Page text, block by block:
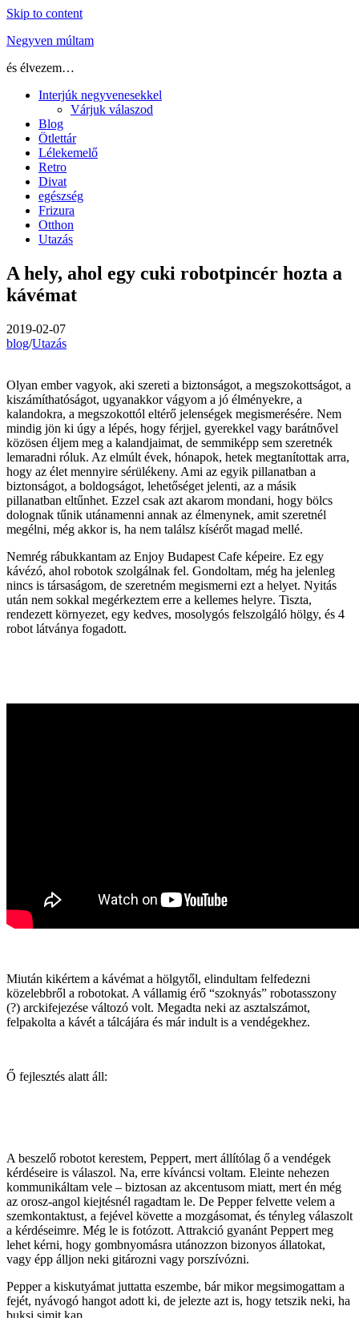
Skip to content
Negyven múltam
és élvezem…
Interjúk negyvenesekkel
Várjuk válaszod
Blog
Ötlettár
Lélekemelő
Retro
Divat
egészség
Frizura
Otthon
Utazás
A hely, ahol egy cuki robotpincér hozta a
kávémat
2019-02-07
blog/Utazás
Olyan ember vagyok, aki szereti a biztonságot, a megszokottságot, a
kiszámíthatóságot, ugyanakkor vágyom a jó élményekre, a
kalandokra, a megszokottól eltérő jelenségek megismerésére. Nem
mindig jön ki úgy a lépés, hogy férjjel, gyerekkel vagy barátnővel
közösen éljem meg a kalandjaimat, de semmiképp sem szeretnék
lemaradni róluk. Az elmúlt évek, hónapok, hetek megtanítottak arra,
hogy az élet mennyire sérülékeny. Ami az egyik pillanatban a
biztonságot, a boldogságot, lehetőséget jelenti, az a másik
pillanatban eltűnhet. Ezzel csak azt akarom mondani, hogy bölcs
dolognak tűnik utánamenni annak az élmenynek, amit szeretnél
megélni, még akkor is, ha nem találsz kísérőt magad mellé.
Nemrég rábukkantam az Enjoy Budapest Cafe képeire. Ez egy
kávézó, ahol robotok szolgálnak fel. Gondoltam, még ha jelenleg
nincs is társaságom, de szeretném megismerni ezt a helyet. Nyitás
után nem sokkal megérkeztem erre a kellemes helyre. Tiszta,
rendezett környezet, egy kedves, mosolygós felszolgáló hölgy, és 4
robot látványa fogadott.
Miután kikértem a kávémat a hölgytől, elindultam felfedezni
közelebbről a robotokat. A vállamig érő “szoknyás” robotasszony
(?) arckifejezése változó volt. Megadta neki az asztalszámot,
felpakolta a kávét a tálcájára és már indult is a vendégekhez.
Ő fejlesztés alatt áll:
A beszelő robotot kerestem, Peppert, mert állítólag ő a vendégek
kérdéseire is válaszol. Na, erre kíváncsi voltam. Eleinte nehezen
kommunikáltam vele – biztosan az akcentusom miatt, mert én még
az orosz-angol kiejtésnél ragadtam le. De Pepper felvette velem a
szemkontaktust, a fejével követte a mozgásomat, és tényleg válaszolt
a kérdéseimre. Még le is fotózott. Attrakció gyanánt Peppert meg
lehet kérni, hogy gombnyomásra utánozzon bizonyos állatokat,
vagy épp álljon neki gitározni vagy porszívózni.
Pepper a kiskutyámat juttatta eszembe, bár mikor megsimogattam a
fejét, nyávogó hangot adott ki, de jelezte azt is, hogy tetszik neki, ha
buksi simit kap.